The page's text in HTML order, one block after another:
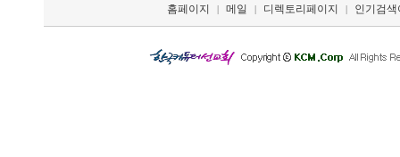
홈페이지 | 메일 | 디렉토리페이지 | 인기검색